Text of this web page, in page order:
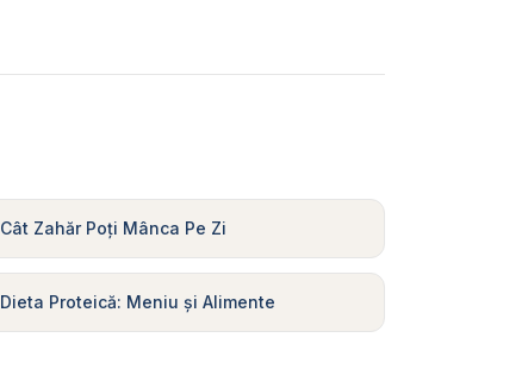
Cât Zahăr Poți Mânca Pe Zi
Dieta Proteică: Meniu și Alimente